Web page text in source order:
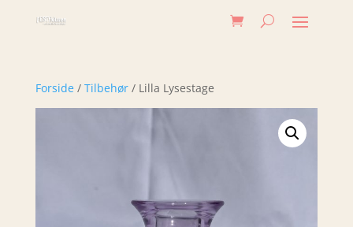
Forside/ Tilbehør/ Lilla Lysestage